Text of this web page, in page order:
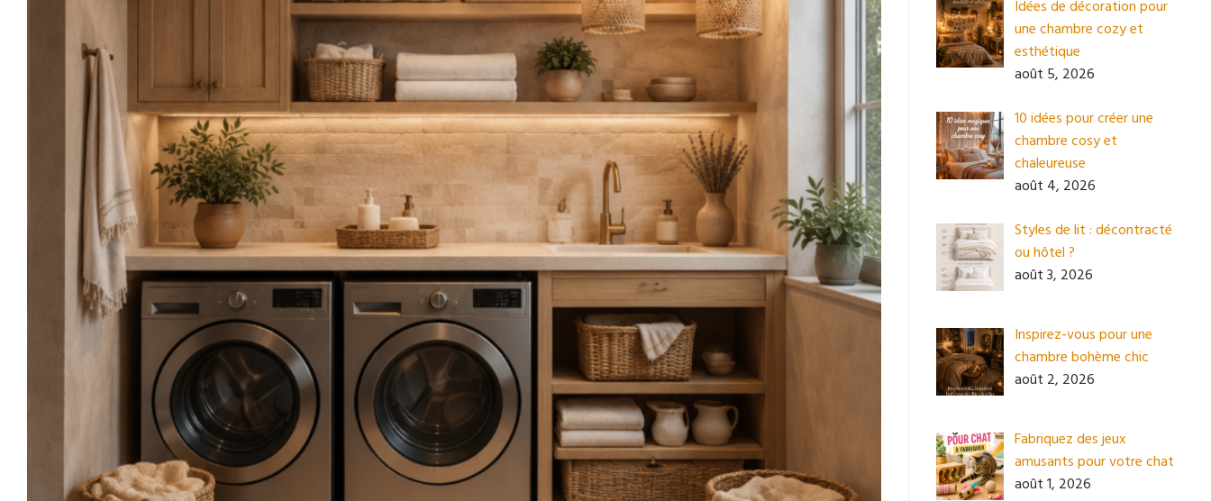
Idées de décoration pour
une chambre cozy et
esthétique
août 5, 2026
10 idées pour créer une
chambre cosy et
chaleureuse
août 4, 2026
Styles de lit : décontracté
ou hôtel ?
août 3, 2026
Inspirez-vous pour une
chambre bohème chic
août 2, 2026
Fabriquez des jeux
amusants pour votre chat
août 1, 2026